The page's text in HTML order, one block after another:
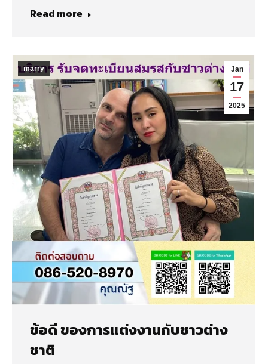
Read more
Jan
17
2025
marry
ข้อดี ของการแต่งงานกับชาวต่าง
ชาติ